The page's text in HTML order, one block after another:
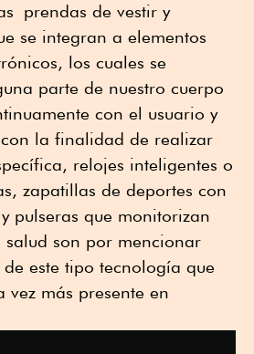
prendas de vestir y
se integran a elementos
los cuales se
parte de nuestro cuerpo
con el usuario y
la finalidad de realizar
relojes inteligentes o
zapatillas de deportes con
pulseras que monitorizan
salud son por mencionar
este tipo tecnología que
vez más presente en